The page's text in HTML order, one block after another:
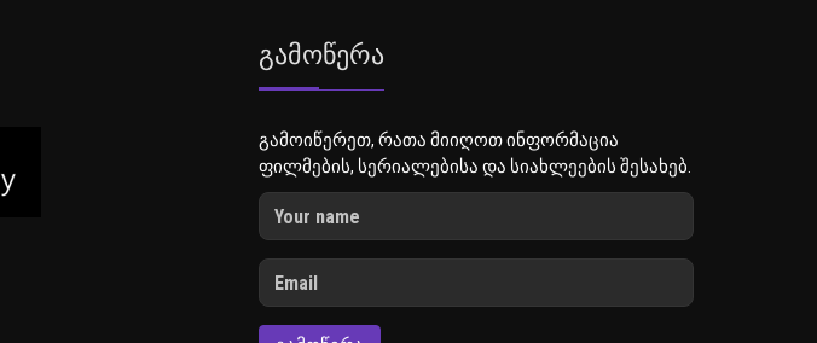
Გამოწერა
გამოიწერეთ, რათა მიიღოთ ინფორმაცია
ფილმების, სერიალებისა და სიახლეების შესახებ.